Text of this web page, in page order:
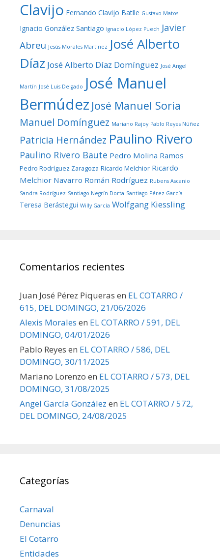
Clavijo Fernando Clavijo Batlle Gustavo Matos
Ignacio González Santiago Ignacio López Puech Javier
Abreu Jesús Morales Martínez José Alberto
Díaz José Alberto Díaz Domínguez José Angel
Martín José Luis Delgado José Manuel
Bermúdez José Manuel Soria
Manuel Domínguez Mariano Rajoy Pablo Reyes Núñez
Patricia Hernández Paulino Rivero
Paulino Rivero Baute Pedro Molina Ramos
Pedro Rodríguez Zaragoza Ricardo Melchior Ricardo
Melchior Navarro Román Rodríguez Rubens Ascanio
Sandra Rodríguez Santiago Negrín Dorta Santiago Pérez García
Teresa Berástegui Willy García Wolfgang Kiessling
Comentarios recientes
Juan José Pérez Piqueras en EL COTARRO /
615, DEL DOMINGO, 21/06/2026
Alexis Morales en EL COTARRO / 591, DEL
DOMINGO, 04/01/2026
Pablo Reyes en EL COTARRO / 586, DEL
DOMINGO, 30/11/2025
Mariano Lorenzo en EL COTARRO / 573, DEL
DOMINGO, 31/08/2025
Angel García González en EL COTARRO / 572,
DEL DOMINGO, 24/08/2025
Categorías
Carnaval
Denuncias
El Cotarro
Entidades